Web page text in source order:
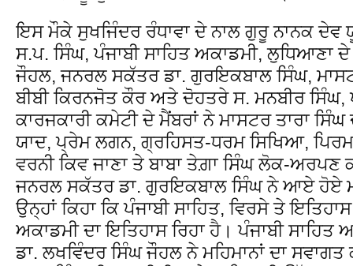
ਇਸ ਮੌਕੇ ਸੁਖਜਿੰਦਰ ਰੰਧਾਵਾ ਦੇ ਨਾਲ ਗੁਰੂ ਨਾਨਕ ਦੇਵ
ਸ.ਪ. ਸਿੰਘ, ਪੰਜਾਬੀ ਸਾਹਿਤ ਅਕਾਡਮੀ, ਲੁਧਿਆਣਾ
ਜੌਹਲ, ਜਨਰਲ ਸਕੱਤਰ ਡਾ. ਗੁਰਇਕਬਾਲ ਸਿੰਘ,
ਬੀਬੀ ਕਿਰਨਜੋਤ ਕੌਰ ਅਤੇ ਦੋਹਤਰੇ ਸ. ਮਨਬੀਰ
ਕਾਰਜਕਾਰੀ ਕਮੇਟੀ ਦੇ ਮੈਂਬਰਾਂ ਨੇ ਮਾਸਟਰ ਤਾਰਾ
ਯਾਦ, ਪ੍ਰੇਮ ਲਗਨ, ਗ੍ਰਹਿਸਤ-ਧਰਮ ਸਿਖਿਆ,
ਵਰਨੀ ਕਿਵ ਜਾਣਾ ਤੇ ਬਾਬਾ ਤੇਗ਼ਾ ਸਿੰਘ ਲੋਕ-
ਜਨਰਲ ਸਕੱਤਰ ਡਾ. ਗੁਰਇਕਬਾਲ ਸਿੰਘ ਨੇ ਆਏ ਹੋਏ
ਉਨ੍ਹਾਂ ਕਿਹਾ ਕਿ ਪੰਜਾਬੀ ਸਾਹਿਤ, ਵਿਰਸੇ ਤੇ
ਅਕਾਡਮੀ ਦਾ ਇਤਿਹਾਸ ਰਿਹਾ ਹੈ। ਪੰਜਾਬੀ
ਡਾ. ਲਖਵਿੰਦਰ ਸਿੰਘ ਜੌਹਲ ਨੇ ਮਹਿਮਾਨਾਂ ਦਾ